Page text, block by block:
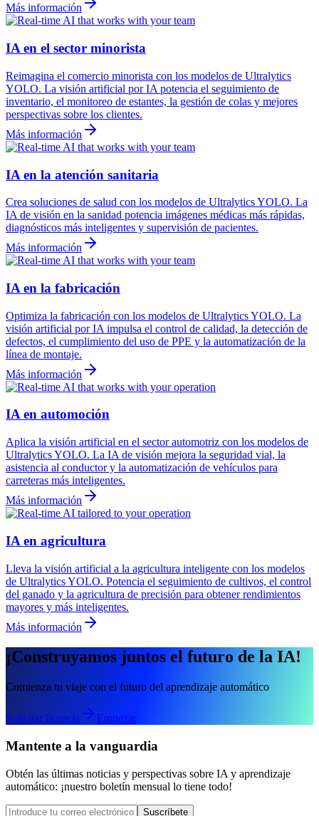
Más información
IA en el sector minorista
Reimagina el comercio minorista con los modelos de Ultralytics
YOLO. La visión artificial por IA potencia el seguimiento de
inventario, el monitoreo de estantes, la gestión de colas y mejores
perspectivas sobre los clientes.
Más información
IA en la atención sanitaria
Crea soluciones de salud con los modelos de Ultralytics YOLO. La
IA de visión en la sanidad potencia imágenes médicas más rápidas,
diagnósticos más inteligentes y supervisión de pacientes.
Más información
IA en la fabricación
Optimiza la fabricación con los modelos de Ultralytics YOLO. La
visión artificial por IA impulsa el control de calidad, la detección de
defectos, el cumplimiento del uso de PPE y la automatización de la
línea de montaje.
Más información
IA en automoción
Aplica la visión artificial en el sector automotriz con los modelos de
Ultralytics YOLO. La IA de visión mejora la seguridad vial, la
asistencia al conductor y la automatización de vehículos para
carreteras más inteligentes.
Más información
IA en agricultura
Lleva la visión artificial a la agricultura inteligente con los modelos
de Ultralytics YOLO. Potencia el seguimiento de cultivos, el control
del ganado y la agricultura de precisión para obtener rendimientos
mayores y más inteligentes.
Más información
¡Construyamos juntos el futuro de la IA!
Comienza tu viaje con el futuro del aprendizaje automático
Solicitar licencia Empezar
Mantente a la vanguardia
Obtén las últimas noticias y perspectivas sobre IA y aprendizaje
automático: ¡nuestro boletín mensual lo tiene todo!
Suscríbete